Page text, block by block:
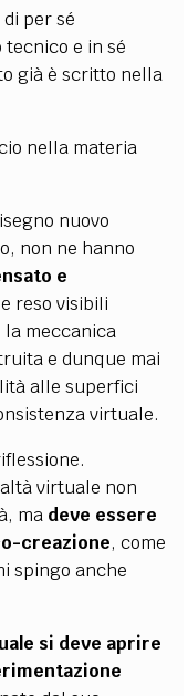
per sé
e in sé
già è scritto nella
nella materia
nuovo
non ne hanno
e
reso visibili
meccanica
e dunque mai
alle superfici
virtuale.
virtuale non
ma deve essere
creazione, come
spingo anche
si deve aprire